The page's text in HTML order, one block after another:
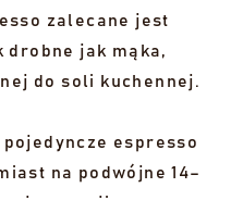
zalecane jest
jak mąka,
do soli kuchennej.
espresso
na podwójne 14–